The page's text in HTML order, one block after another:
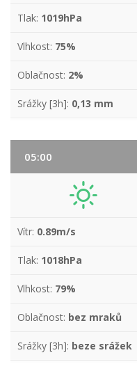
Tlak: 1019hPa
Vlhkost: 75%
Oblačnost: 2%
Srážky [3h]: 0,13 mm
05:00
Vítr: 0.89m/s
Tlak: 1018hPa
Vlhkost: 79%
Oblačnost: bez mraků
Srážky [3h]: beze srážek